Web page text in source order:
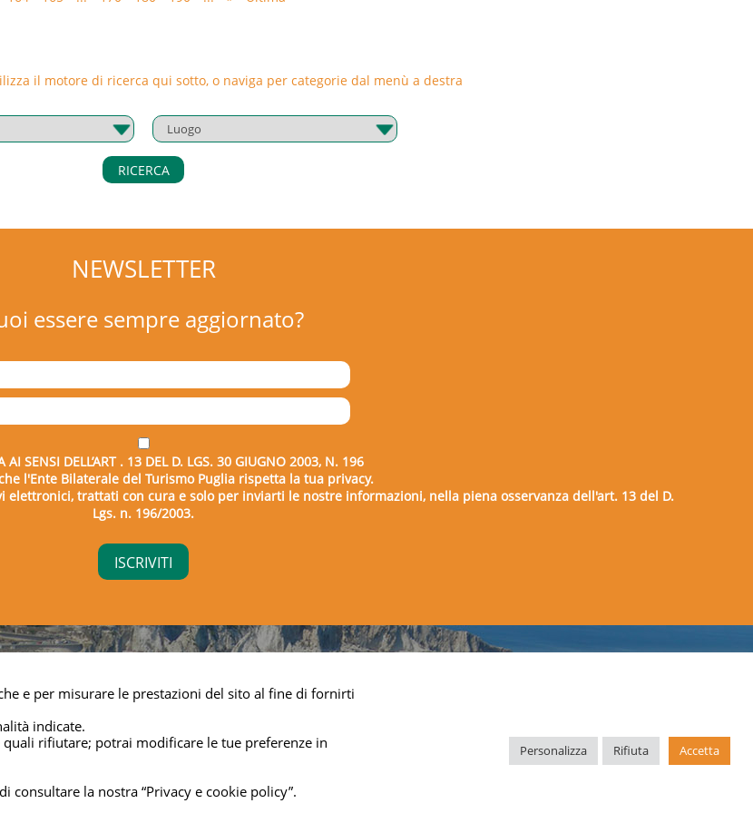
mezzi trasporto)
somministrare un test valutativo
di Torre Canne lunedì 29 e
il motore di ricerca qui sotto, o naviga per categorie dal menù a destra
RICERCA
NEWSLETTER
essere sempre aggiornato?
AI SENSI DELL’ART . 13 DEL D. LGS. 30 GIUGNO 2003, N. 196
l'Ente Bilaterale del Turismo Puglia rispetta la tua privacy.
trattati con cura e solo per inviarti le nostre informazioni, nella piena osservanza dell'art. 13 del D.
Lgs. n. 196/2003.
Privacy & cookie
Managed byElabora Next
e per misurare le prestazioni del sito al fine di fornirti
indicate.
quali rifiutare; potrai modificare le tue preferenze in
la nostra “Privacy e cookie policy”.
Personalizza Rifiuta Accetta